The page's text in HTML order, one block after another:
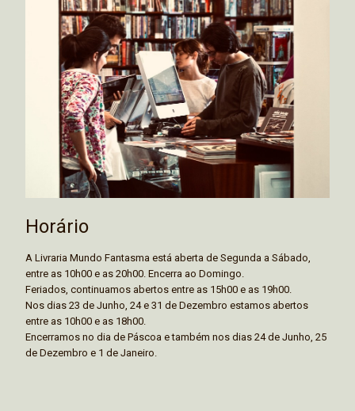
Horário
A Livraria Mundo Fantasma está aberta de Segunda a Sábado,
entre as 10h00 e as 20h00. Encerra ao Domingo.
Feriados, continuamos abertos entre as 15h00 e as 19h00.
Nos dias 23 de Junho, 24 e 31 de Dezembro estamos abertos
entre as 10h00 e as 18h00.
Encerramos no dia de Páscoa e também nos dias 24 de Junho, 25
de Dezembro e 1 de Janeiro.